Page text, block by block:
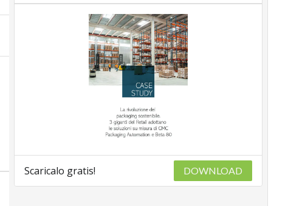
Scaricalo gratis! DOWNLOAD